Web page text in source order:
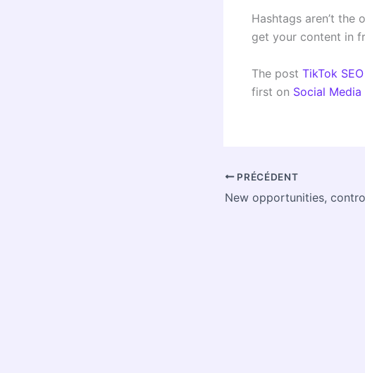
Hashtags aren’t the
get your content in
The post TikTok
first on Social
PRÉCÉDENT